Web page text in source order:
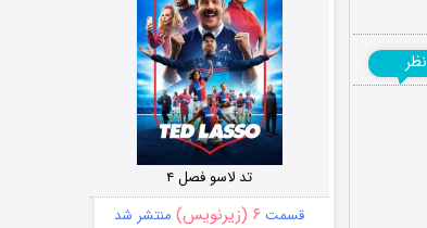
نظر
تد لاسو فصل ۴
قسمت ۶ (زیرنویس) منتشر شد